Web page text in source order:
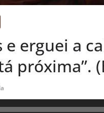
e erguei a
próxima”.